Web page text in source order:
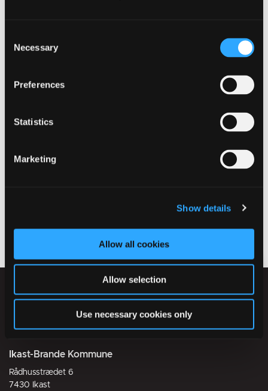
Selection
Necessary
Preferences
Statistics
Marketing
Show details
Allow all cookies
Allow selection
Use necessary cookies only
Kontakt
Sjællandsgade 6,
Mail:teknikogmiljoomraade@ikast-brande.dk
Ikast-Brande Kommune
Rådhusstrædet 6
7430 Ikast